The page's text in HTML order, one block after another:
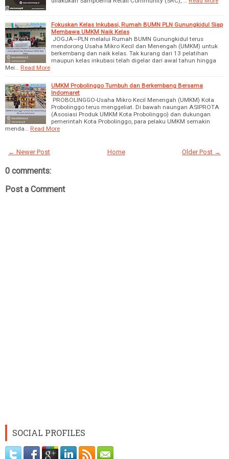
Fokuskan Kelas Inkubasi, Rumah BUMN PLN Gunungkidul Siap
Membawa UMKM Naik Kelas
JOGJA—PLN melalui Rumah BUMN Gunungkidul terus
mendorong Usaha Mikro Kecil dan Menengah (UMKM) untuk
berkembang dan naik kelas. Tak kurang dari 13 pelatihan
maupun kelas inkubasi telah digelar dari awal tahun hingga
Mei… Read More
UMKM Probolinggo Tumbuh dan Berkembang Bersama
Indomaret
PROBOLINGGO-Usaha Mikro Kecil Menengah (UMKM) Kota
Probolinggo terus menggeliat. Di bawah naungan ASIPROTA
(Asosiasi Produk UMKM Kota Probolinggo) dan dukungan
pemerintah Kota Probolinggo, para pelaku UMKM semakin
menda… Read More
← Newer Post Older Post →
Home
0 comments:
Post a Comment
SOCIAL PROFILES